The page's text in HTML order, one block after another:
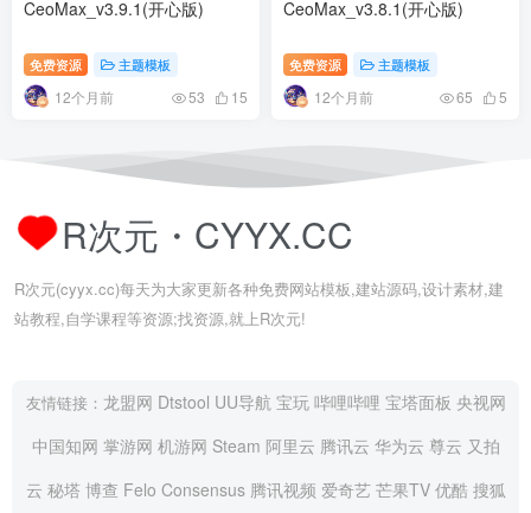
CeoMax_v3.9.1(开心版)
免费资源 主题模板
12个月前 53 15
CeoMax_v3.8.1(开心版)
免费资源 主题模板
12个月前 65 5
R次元・CYYX.CC
R次元(cyyx.cc)每天为大家更新各种免费网站模板,建站源码,设计素材,建
站教程,自学课程等资源;找资源,就上R次元!
友情链接： 龙盟网 Dtstool UU导航 宝玩 哔哩哔哩 宝塔面板 央视网
中国知网 掌游网 机游网 Steam 阿里云 腾讯云 华为云 尊云 又拍
云 秘塔 博查 Felo Consensus 腾讯视频 爱奇艺 芒果TV 优酷 搜狐